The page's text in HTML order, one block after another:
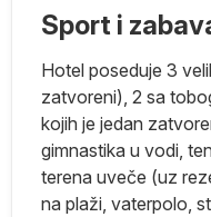
Sport i
Hotel poseduje 3
zatvoreni), 2 sa
kojih je jedan
gimnastika u vodi,
terena uveče (uz
na plaži, vaterpolo,